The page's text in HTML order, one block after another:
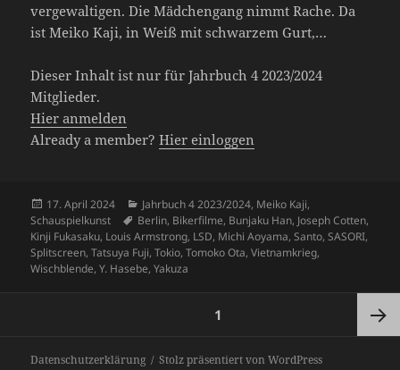
vergewaltigen. Die Mädchengang nimmt Rache. Da
ist Meiko Kaji, in Weiß mit schwarzem Gurt,…
Dieser Inhalt ist nur für Jahrbuch 4 2023/2024
Mitglieder.
Hier anmelden
Already a member?Hier einloggen
Veröffentlicht
am
17. April 2024 Kategorien
Jahrbuch 4 2023/2024, Meiko Kaji,
Schauspielkunst
Schlagwörter
Berlin, Bikerfilme, Bunjaku Han, Joseph Cotten,
Kinji Fukasaku, Louis Armstrong, LSD, Michi Aoyama,Santo,SASORI,
Splitscreen,Tatsuya Fuji,Tokio,Tomoko Ota,Vietnamkrieg,
Wischblende,Y. Hasebe,Yakuza
1
Datenschutzerklärung Stolz präsentiert von WordPress